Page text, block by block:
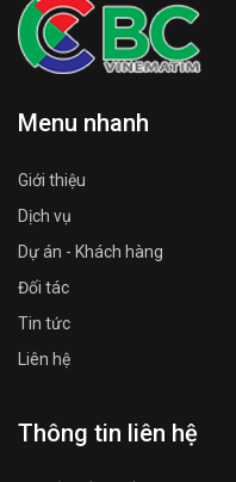
Menu nhanh
Giới thiệu
Dịch vụ
Dự án - Khách hàng
Đối tác
Tin tức
Liên hệ
Thông tin liên hệ